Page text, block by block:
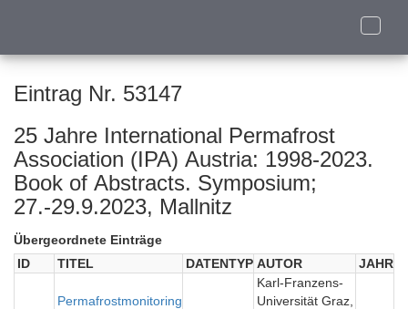
Toggle
Eintrag Nr. 53147
25 Jahre International Permafrost
Association (IPA) Austria: 1998-2023.
Book of Abstracts. Symposium;
27.-29.9.2023, Mallnitz
Übergeordnete Einträge
ID
TITEL DATENTYP AUTOR JAHR
Permafrostmonitoring
Karl-Franzens-
Universität Graz,